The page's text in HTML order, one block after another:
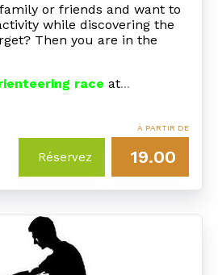
or friends and want to
while discovering the
Then you are in the
race at…
Réservez
À PARTIR DE
19.00